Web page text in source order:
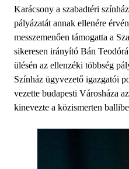
Karácsony a szabadtéri
pályázatát annak ellenére
messzemenően támogatta a
sikeresen irányító Bán
ülésén az ellenzéki többség
Színház ügyvezető igazgatói
vezette budapesti Városháza
kinevezte a közismerten